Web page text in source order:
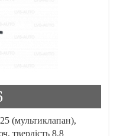
(мультиклапан),
твердість 8.8